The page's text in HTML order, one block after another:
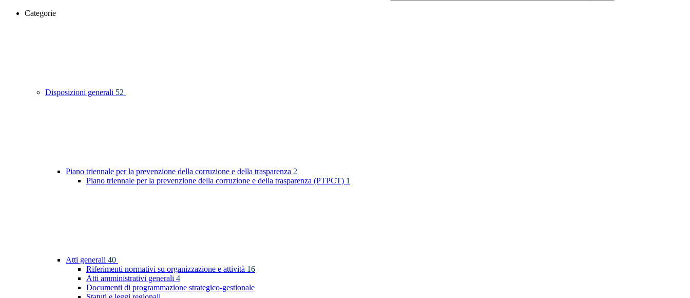
Categorie
Disposizioni generali 52
Piano triennale per la prevenzione della corruzione e della trasparenza 2
Piano triennale per la prevenzione della corruzione e della trasparenza (PTPCT) 1
Atti generali 40
Riferimenti normativi su organizzazione e attività 16
Atti amministrativi generali 4
Documenti di programmazione strategico-gestionale